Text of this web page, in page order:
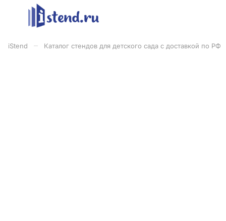
iStend Каталог стендов для детского сада с доставкой по РФ